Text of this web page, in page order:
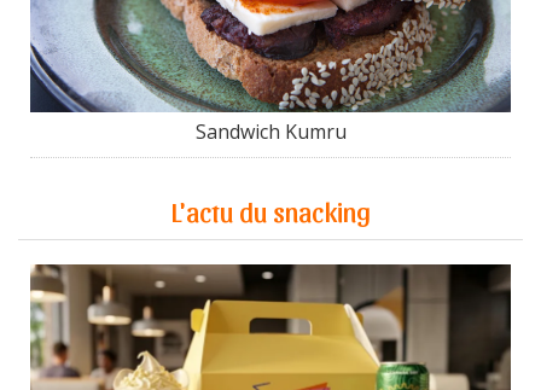
Sandwich Kumru
L'actu du snacking